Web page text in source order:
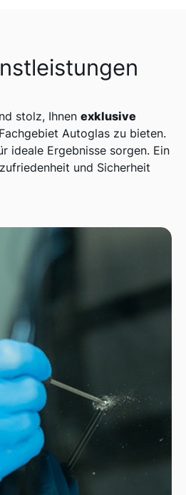
stolz, Ihnen exklusive
Autoglas zu bieten.
ideale Ergebnisse sorgen. Ein
und Sicherheit